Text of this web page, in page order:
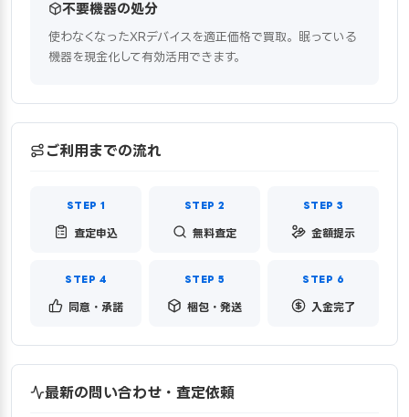
不要機器の処分
使わなくなったXRデバイスを適正価格で買取。眠っている
機器を現金化して有効活用できます。
ご利用までの流れ
査定申込 無料査定 金額提示
同意・承諾 梱包・発送 入金完了
最新の問い合わせ・査定依頼